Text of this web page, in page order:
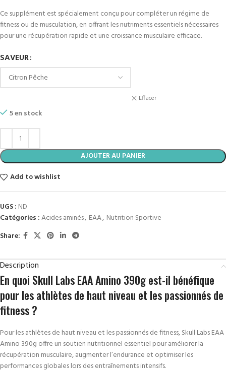
Ce supplément est spécialement conçu pour compléter un régime de
fitness ou de musculation, en offrant les nutriments essentiels nécessaires
pour une récupération rapide et une croissance musculaire efficace.
SAVEUR
Effacer
5 en stock
AJOUTER AU PANIER
Add to wishlist
UGS : ND
Catégories :Acides aminés, EAA, Nutrition Sportive
Share:
Description
En quoi Skull Labs EAA Amino 390g est-il bénéfique
pour les athlètes de haut niveau et les passionnés de
fitness ?
Pour les athlètes de haut niveau et les passionnés de fitness, Skull Labs EAA
Amino 390g offre un soutien nutritionnel essentiel pour améliorer la
récupération musculaire, augmenter l’endurance et optimiser les
performances globales lors des entraînements intensifs.